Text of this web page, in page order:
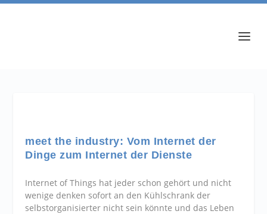
meet the industry: Vom Internet der
Dinge zum Internet der Dienste
Internet of Things hat jeder schon gehört und nicht
wenige denken sofort an den Kühlschrank der
selbstorganisierter nicht sein könnte und das Leben